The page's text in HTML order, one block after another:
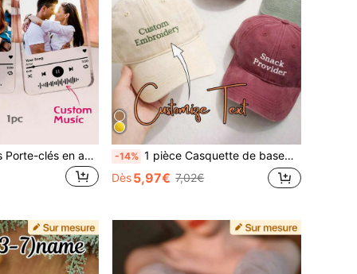
LICVIC 1/2 pièces Porte-clés en acrylique personnalisé, Porte-clés photo personnalisé, Porte-clés nom personnalisé, Porte-clés code musical personnalisable, Cadeau d'anniversaire, Cadeau de la Saint-Valentin, Cadeau d'anniversaire
-14% 1 pièce Casquette de baseball lavée et brodée personnalisée, casquette de papa vintage usée, casquette de camionneur personnalisée, casquette de mode Y2K, casquette réglable, casquette brodée minimaliste, casquette de style coréen décontracté, casquette esthétique vintage d'argent, cadeau personnalisé, port quotidien
Dès5,97€ 7,02€